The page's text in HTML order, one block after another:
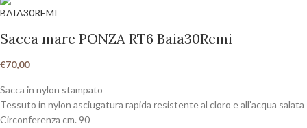
Sacca mare PONZA RT6 Baia30Remi
€70,00
Sacca in nylon stampato
Tessuto in nylon asciugatura rapida resistente al cloro e all’acqua salata
Circonferenza cm. 90